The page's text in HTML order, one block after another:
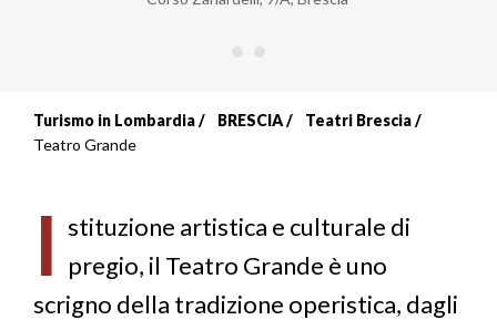
Briciole
pane
Turismo in Lombardia BRESCIA
Teatri Brescia
Teatro Grande
I stituzione artistica e culturale di
pregio, il Teatro Grande è uno
scrigno della tradizione operistica, dagli